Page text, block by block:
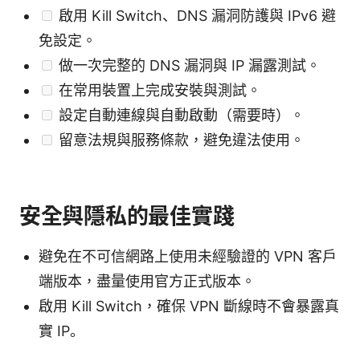
啟用 Kill Switch、DNS 漏洞防護與 IPv6 避
免設定。
做一次完整的 DNS 漏洞與 IP 漏露測試。
在常用裝置上完成安裝與測試。
設定自動連線與自動啟動（需要時）。
留意法規與服務條款，避免違法使用。
安全與隱私的最佳實踐
避免在不可信網路上使用未經驗證的 VPN 客戶
端版本，盡量使用官方正式版本。
啟用 Kill Switch，確保 VPN 斷線時不會暴露真
實 IP。